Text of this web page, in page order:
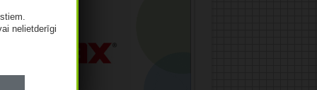
nelietderīgi